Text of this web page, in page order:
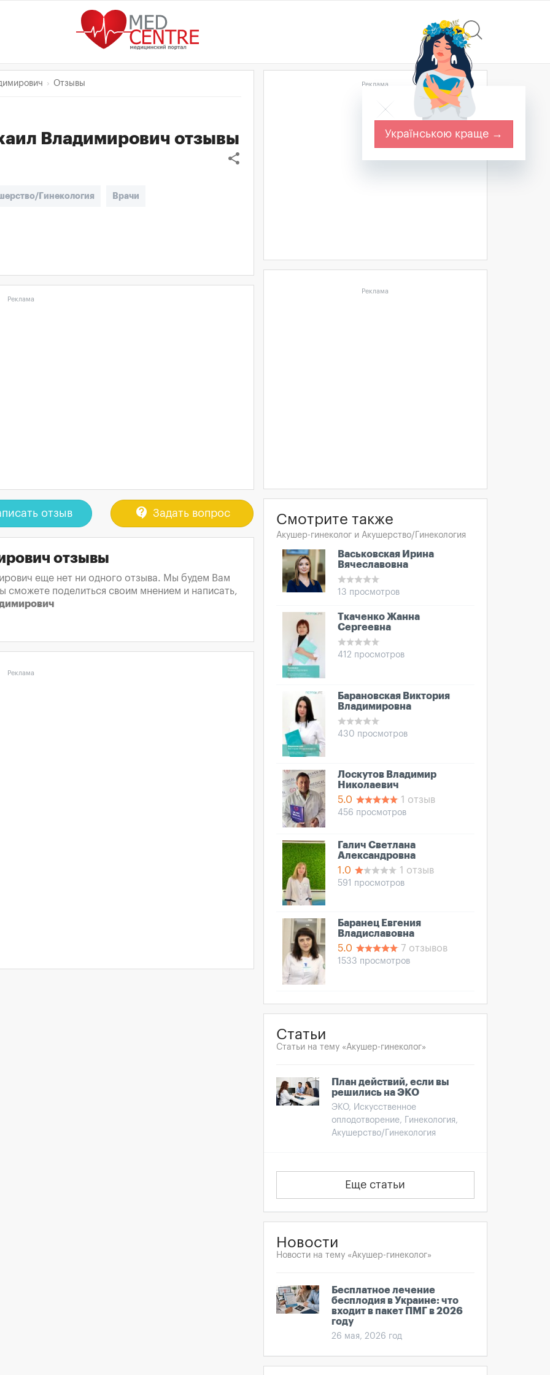
Отзывы
Владимирович отзывы
share
Гинекология Врачи
Реклама
отзыв contact_support Задать вопрос
отзывы
еще нет ни одного отзыва. Мы будем Вам
сможете поделиться своим мнением и написать,
Реклама
Реклама
Реклама
Смотрите также
Акушер-гинеколог и Акушерство/Гинекология
Васьковская Ирина
Вячеславовна
13 просмотров
Ткаченко Жанна
Сергеевна
412 просмотров
Барановская Виктория
Владимировна
430 просмотров
Лоскутов Владимир
Николаевич
5.0
1 отзыв
456 просмотров
Галич Светлана
Александровна
1.0
1 отзыв
591 просмотров
Баранец Евгения
Владиславовна
5.0
7 отзывов
1533 просмотров
Статьи
Статьи на тему «Акушер-гинеколог»
План действий, если вы
решились на ЭКО
ЭКО, Искусственное
оплодотворение, Гинекология,
Акушерство/Гинекология
Еще статьи
Новости
Новости на тему «Акушер-гинеколог»
Бесплатное лечение
бесплодия в Украине: что
входит в пакет ПМГ в 2026
году
26 мая, 2026 год
Українською краще →